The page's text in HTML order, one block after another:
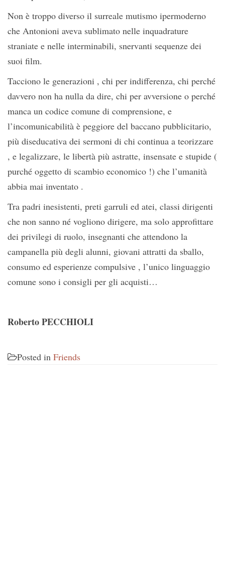
Non è troppo diverso il surreale mutismo ipermoderno
che Antonioni aveva sublimato nelle inquadrature
straniate e nelle interminabili, snervanti sequenze dei
suoi film.
Tacciono le generazioni , chi per indifferenza, chi perché
davvero non ha nulla da dire, chi per avversione o perché
manca un codice comune di comprensione, e
l’incomunicabilità è peggiore del baccano pubblicitario,
più diseducativa dei sermoni di chi continua a teorizzare
, e legalizzare, le libertà più astratte, insensate e stupide (
purché oggetto di scambio economico !) che l’umanità
abbia mai inventato .
Tra padri inesistenti, preti garruli ed atei, classi dirigenti
che non sanno né vogliono dirigere, ma solo approfittare
dei privilegi di ruolo, insegnanti che attendono la
campanella più degli alunni, giovani attratti da sballo,
consumo ed esperienze compulsive , l’unico linguaggio
comune sono i consigli per gli acquisti…
Roberto PECCHIOLI
Posted in Friends